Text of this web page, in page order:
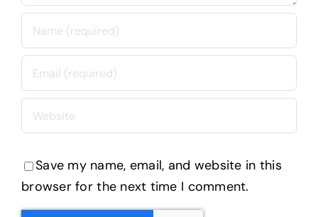
Save my name, email, and website in this
browser for the next time I comment.